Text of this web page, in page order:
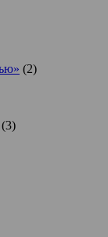
(2)
(3)